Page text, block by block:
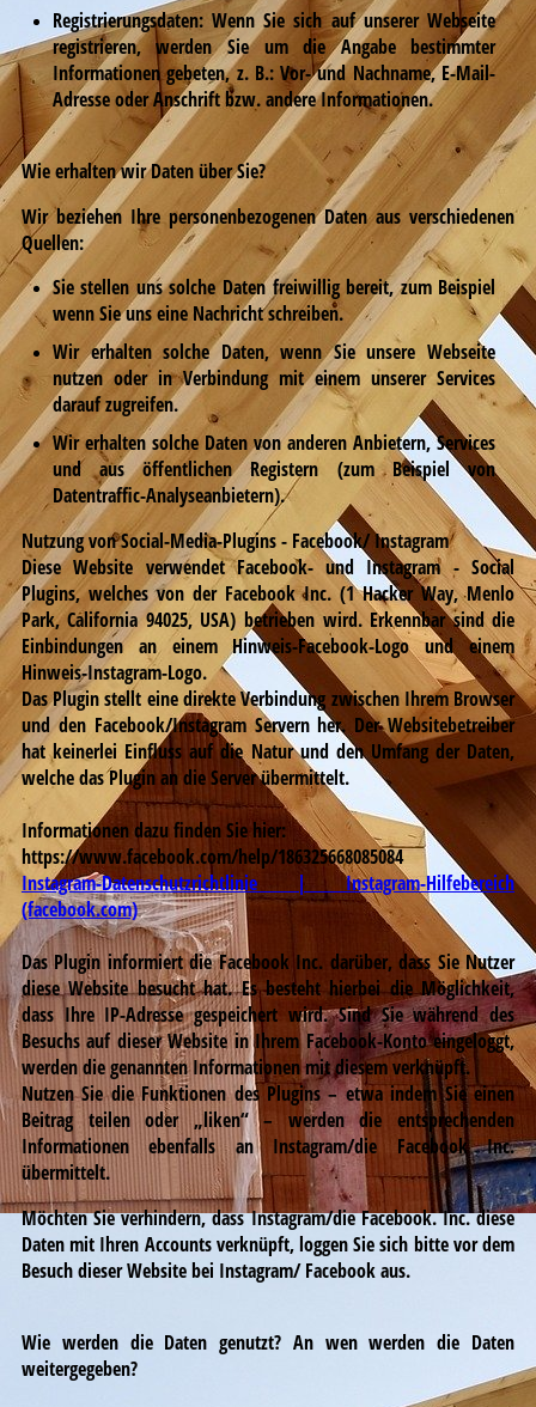
Registrierungsdaten: Wenn Sie sich auf unserer Webseite
registrieren, werden Sie um die Angabe bestimmter
Informationen gebeten, z. B.: Vor- und Nachname, E-Mail-
Adresse oder Anschrift bzw. andere Informationen.
Wie erhalten wir Daten über Sie?
Wir beziehen Ihre personenbezogenen Daten aus verschiedenen
Quellen:
Sie stellen uns solche Daten freiwillig bereit, zum Beispiel
wenn Sie uns eine Nachricht schreiben.
Wir erhalten solche Daten, wenn Sie unsere Webseite
nutzen oder in Verbindung mit einem unserer Services
darauf zugreifen.
Wir erhalten solche Daten von anderen Anbietern, Services
und aus öffentlichen Registern (zum Beispiel von
Datentraffic-Analyseanbietern).
Nutzung von Social-Media-Plugins- Facebook/ Instagram
Diese Website verwendet Facebook- und Instagram - Social
Plugins, welches von der Facebook Inc. (1 Hacker Way, Menlo
Park, California 94025, USA) betrieben wird. Erkennbar sind die
Einbindungen an einem Hinweis-Facebook-Logo und einem
Hinweis-Instagram-Logo.
Das Plugin stellt eine direkte Verbindung zwischen Ihrem Browser
und den Facebook/Instagram Servern her. Der Websitebetreiber
hat keinerlei Einfluss auf die Natur und den Umfang der Daten,
welche das Plugin an die Server übermittelt.
Informationen dazu finden Sie hier:
https://www.facebook.com/help/186325668085084
Instagram-Datenschutzrichtlinie | Instagram-Hilfebereich
(facebook.com)
Das Plugin informiert die Facebook Inc. darüber, dass Sie Nutzer
diese Website besucht hat. Es besteht hierbei die Möglichkeit,
dass Ihre IP-Adresse gespeichert wird. Sind Sie während des
Besuchs auf dieser Website in Ihrem Facebook-Konto eingeloggt,
werden die genannten Informationen mit diesem verknüpft.
Nutzen Sie die Funktionen des Plugins – etwa indem Sie einen
Beitrag teilen oder „liken“ – werden die entsprechenden
Informationen ebenfalls an Instagram/die Facebook Inc.
übermittelt.
Möchten Sie verhindern, dass Instagram/die Facebook. Inc. diese
Daten mit Ihren Accounts verknüpft, loggen Sie sich bitte vor dem
Besuch dieser Website bei Instagram/ Facebook aus.
Wie werden die Daten genutzt? An wen werden die Daten
weitergegeben?